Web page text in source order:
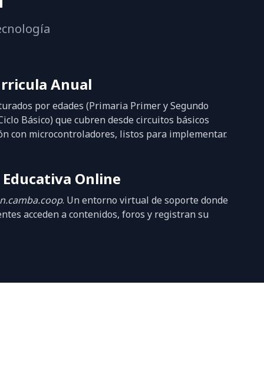
Anual
por edades (Primaria Primer y Segundo
Básico) que cubren desde circuitos básicos
con microcontroladores, listos para implementar.
Online
. Un entorno virtual de soporte donde
acceden a contenidos, foros y registran su